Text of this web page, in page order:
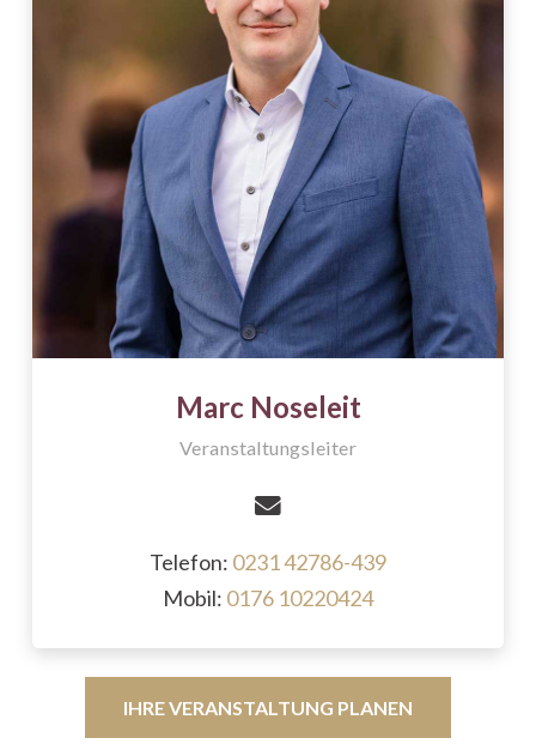
Marc Noseleit
Veranstaltungsleiter
Telefon: 0231 42786-439
Mobil: 0176 10220424
IHRE VERANSTALTUNG PLANEN